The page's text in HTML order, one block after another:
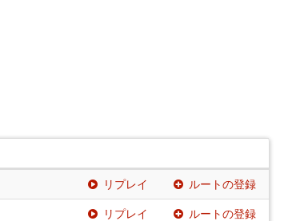
リプレイ ルートの登録
リプレイ ルートの登録